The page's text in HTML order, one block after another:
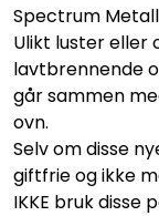
Spectrum
Ulikt luster eller
lavtbrennende
går sammen
ovn.
Selv om disse
giftfrie og ikke
IKKE bruk disse
Maskiner
Ovner
Pensler
Råmaterialer